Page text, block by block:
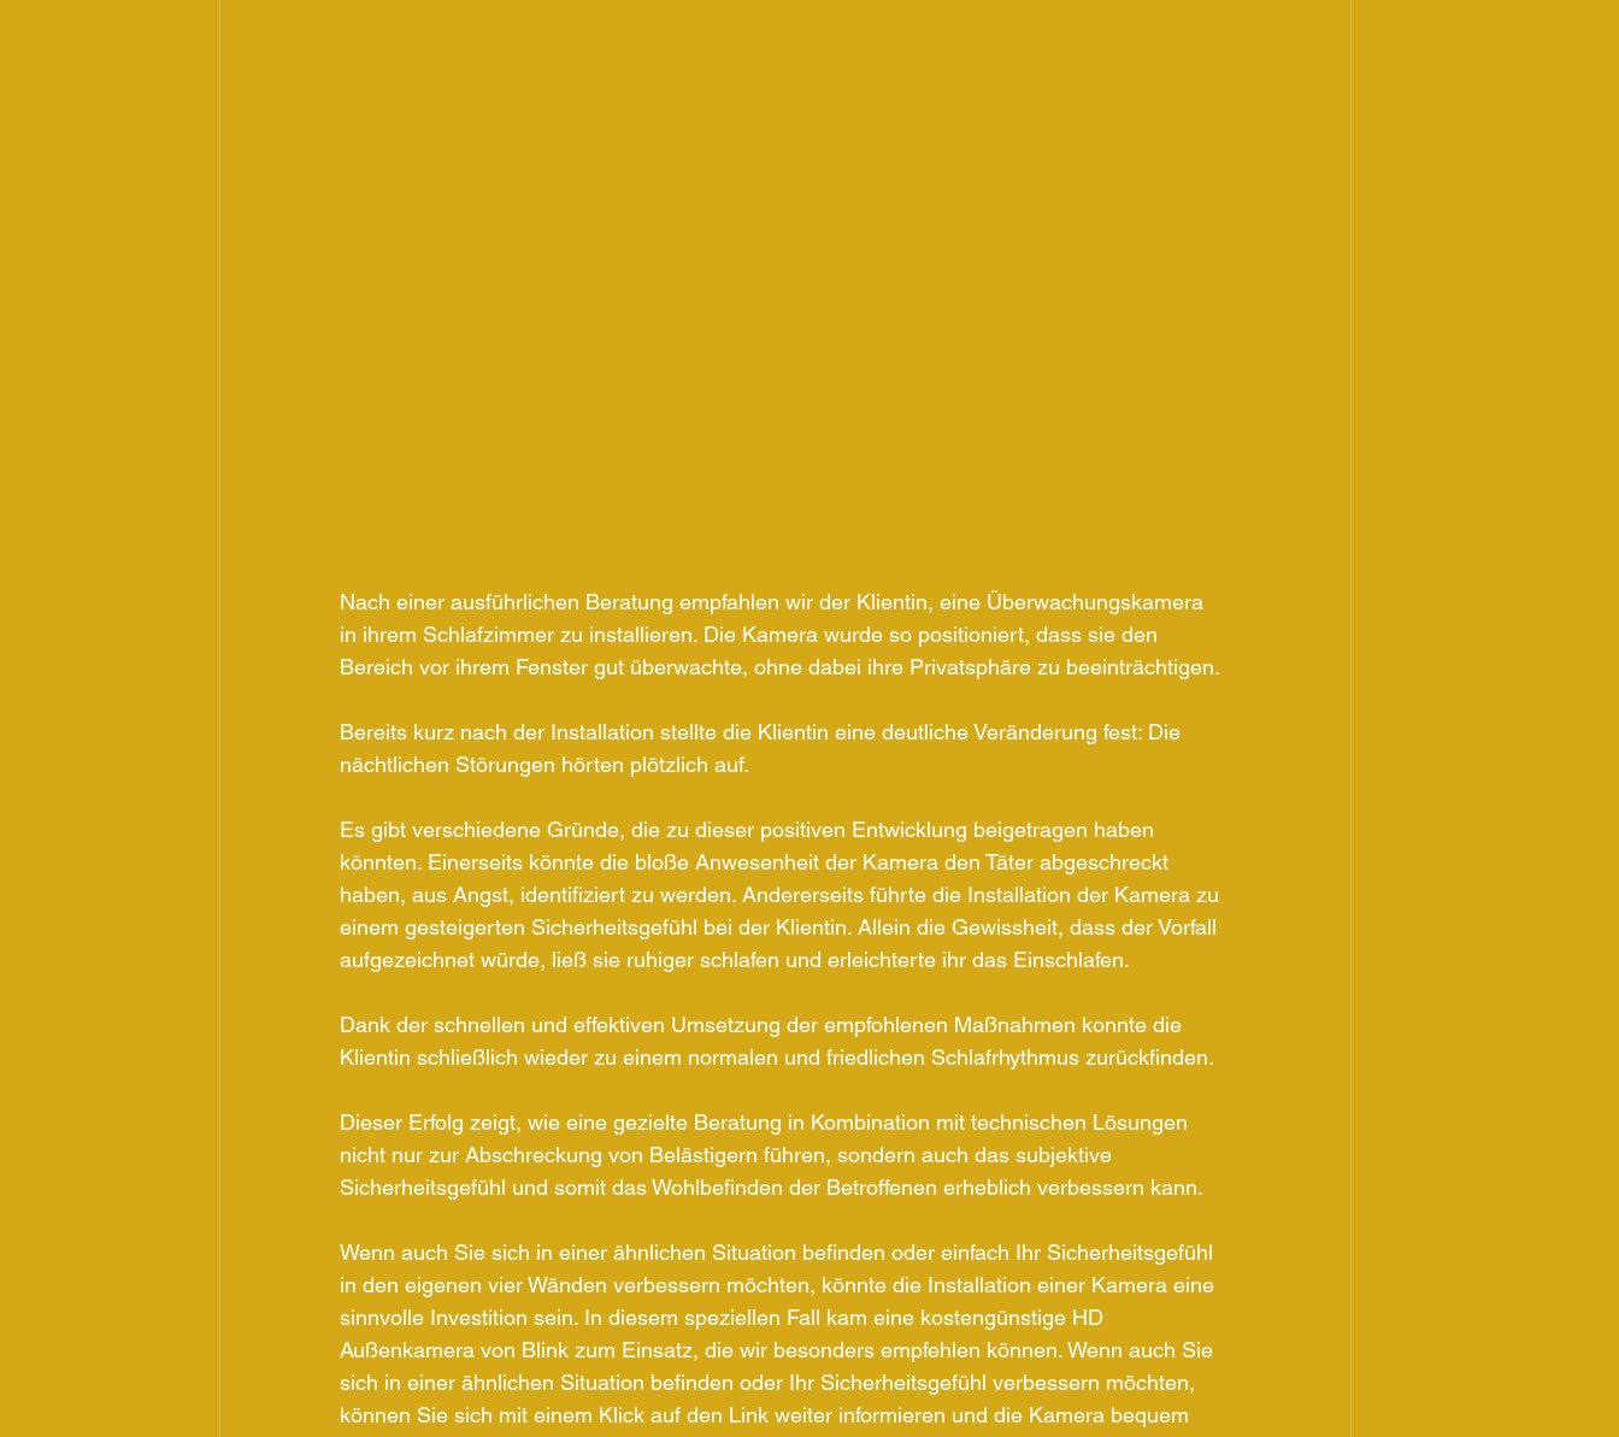
Nach einer ausführlichen Beratung empfahlen wir der Klientin, eine Überwachungskamera
in ihrem Schlafzimmer zu installieren. Die Kamera wurde so positioniert, dass sie den
Bereich vor ihrem Fenster gut überwachte, ohne dabei ihre Privatsphäre zu beeinträchtigen.
Bereits kurz nach der Installation stellte die Klientin eine deutliche Veränderung fest: Die
nächtlichen Störungen hörten plötzlich auf.
Es gibt verschiedene Gründe, die zu dieser positiven Entwicklung beigetragen haben
könnten. Einerseits könnte die bloße Anwesenheit der Kamera den Täter abgeschreckt
haben, aus Angst, identifiziert zu werden. Andererseits führte die Installation der Kamera zu
einem gesteigerten Sicherheitsgefühl bei der Klientin. Allein die Gewissheit, dass der Vorfall
aufgezeichnet würde, ließ sie ruhiger schlafen und erleichterte ihr das Einschlafen.
Dank der schnellen und effektiven Umsetzung der empfohlenen Maßnahmen konnte die
Klientin schließlich wieder zu einem normalen und friedlichen Schlafrhythmus zurückfinden.
Dieser Erfolg zeigt, wie eine gezielte Beratung in Kombination mit technischen Lösungen
nicht nur zur Abschreckung von Belästigern führen, sondern auch das subjektive
Sicherheitsgefühl und somit das Wohlbefinden der Betroffenen erheblich verbessern kann.
Wenn auch Sie sich in einer ähnlichen Situation befinden oder einfach Ihr Sicherheitsgefühl
in den eigenen vier Wänden verbessern möchten, könnte die Installation einer Kamera eine
sinnvolle Investition sein. In diesem speziellen Fall kam eine kostengünstige HD
Außenkamera von Blink zum Einsatz, die wir besonders empfehlen können. Wenn auch Sie
sich in einer ähnlichen Situation befinden oder Ihr Sicherheitsgefühl verbessern möchten,
können Sie sich mit einem Klick auf den Link weiter informieren und die Kamera bequem